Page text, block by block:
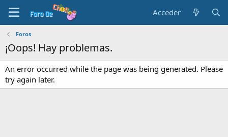
Acceder
Foros
¡Oops! Hay problemas.
An error occurred while the page was being generated. Please
try again later.